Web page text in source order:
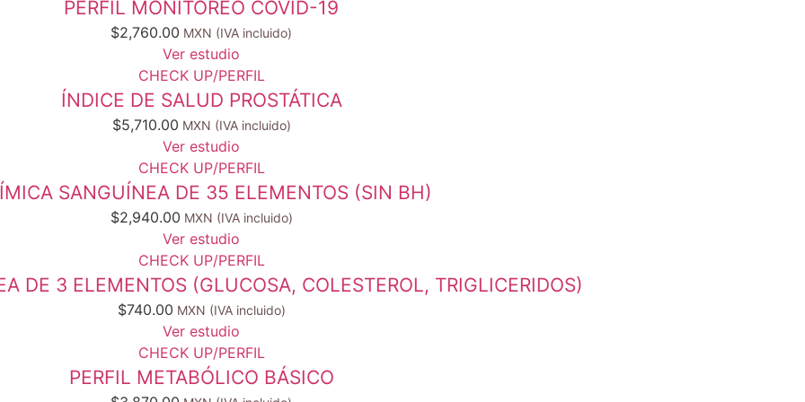
PERFIL MONITOREO COVID-19
$2,760.00
Ver estudio
CHECK UP/PERFIL
ÍNDICE DE SALUD PROSTÁTICA
$5,710.00
Ver estudio
CHECK UP/PERFIL
SANGUÍNEA DE 35 ELEMENTOS (SIN BH)
$2,940.00
Ver estudio
CHECK UP/PERFIL
DE 3 ELEMENTOS (GLUCOSA, COLESTEROL, TRIGLICERIDOS)
$740.00
Ver estudio
CHECK UP/PERFIL
PERFIL METABÓLICO BÁSICO